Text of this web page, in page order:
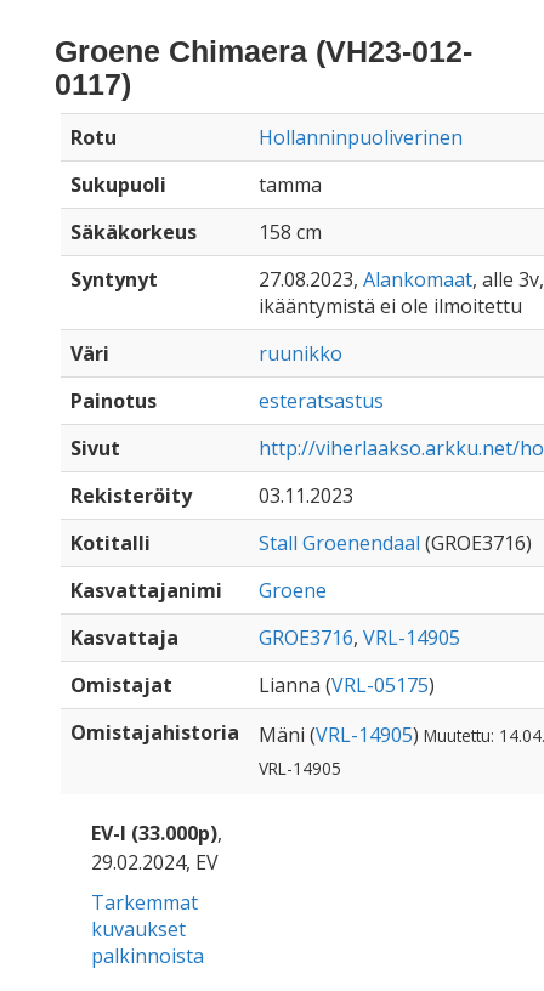
Groene Chimaera (VH23-012-
0117)
Rotu
Hollanninpuoliverinen
Sukupuoli
tamma
Säkäkorkeus
158 cm
Syntynyt
27.08.2023, Alankomaat, alle
ikääntymistä ei ole ilmoitettu
Väri
ruunikko
Painotus
esteratsastus
Sivut
http://viherlaakso.arkku.net/
Rekisteröity
03.11.2023
Kotitalli
Stall Groenendaal (GROE3716)
Kasvattajanimi
Groene
Kasvattaja
GROE3716, VRL-14905
Omistajat
Lianna (VRL-05175)
Omistajahistoria
Mäni (VRL-14905) Muutettu:
VRL-14905
EV-I (33.000p),
29.02.2024, EV
Tarkemmat
kuvaukset
palkinnoista